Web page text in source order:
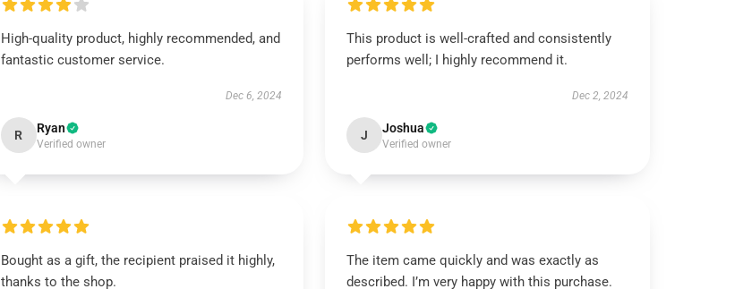
High-quality product, highly recommended, and
fantastic customer service.
Dec 6, 2024
R Ryan
Verified owner
This product is well-crafted and consistently
performs well; I highly recommend it.
Dec 2, 2024
J Joshua
Verified owner
Bought as a gift, the recipient praised it highly,
thanks to the shop.
The item came quickly and was exactly as
described. I’m very happy with this purchase.